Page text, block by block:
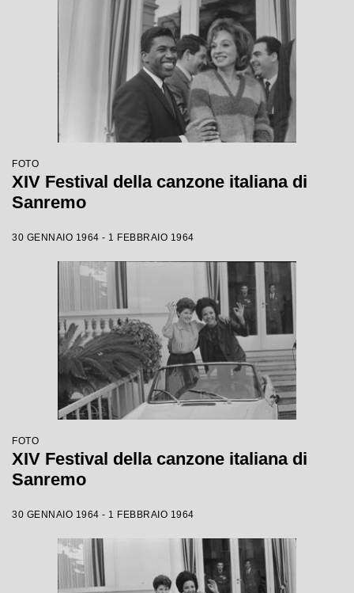
FOTO
XIV Festival della canzone italiana di
Sanremo
30 GENNAIO 1964 - 1 FEBBRAIO 1964
FOTO
XIV Festival della canzone italiana di
Sanremo
30 GENNAIO 1964 - 1 FEBBRAIO 1964